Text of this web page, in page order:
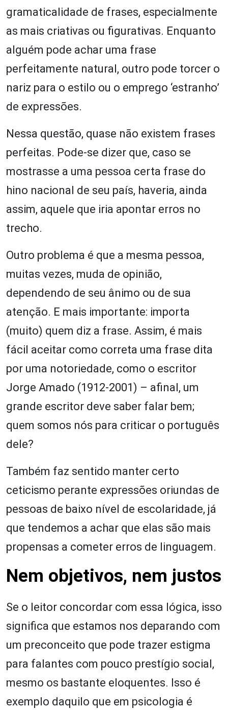
gramaticalidade de frases, especialmente
as mais criativas ou figurativas. Enquanto
alguém pode achar uma frase
perfeitamente natural, outro pode torcer o
nariz para o estilo ou o emprego ‘estranho’
de expressões.
Nessa questão, quase não existem frases
perfeitas. Pode-se dizer que, caso se
mostrasse a uma pessoa certa frase do
hino nacional de seu país, haveria, ainda
assim, aquele que iria apontar erros no
trecho.
Outro problema é que a mesma pessoa,
muitas vezes, muda de opinião,
dependendo de seu ânimo ou de sua
atenção. E mais importante: importa
(muito) quem diz a frase. Assim, é mais
fácil aceitar como correta uma frase dita
por uma notoriedade, como o escritor
Jorge Amado (1912-2001) – afinal, um
grande escritor deve saber falar bem;
quem somos nós para criticar o português
dele?
Também faz sentido manter certo
ceticismo perante expressões oriundas de
pessoas de baixo nível de escolaridade, já
que tendemos a achar que elas são mais
propensas a cometer erros de linguagem.
Nem objetivos, nem justos
Se o leitor concordar com essa lógica, isso
significa que estamos nos deparando com
um preconceito que pode trazer estigma
para falantes com pouco prestígio social,
mesmo os bastante eloquentes. Isso é
exemplo daquilo que em psicologia é